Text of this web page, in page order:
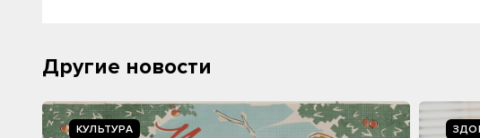
Другие новости
КУЛЬТУРА